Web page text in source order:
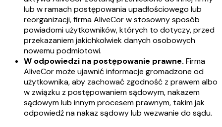
lub w ramach postępowania upadłościowego lub
reorganizacji, firma AliveCor w stosowny sposób
powiadomi użytkowników, których to dotyczy, przed
przekazaniem jakichkolwiek danych osobowych
nowemu podmiotowi.
W odpowiedzi na postępowanie prawne. Firma
AliveCor może ujawnić informacje gromadzone od
użytkownika, aby zachować zgodność z prawem albo
w związku z postępowaniem sądowym, nakazem
sądowym lub innym procesem prawnym, takim jak
odpowiedź na nakaz sądowy lub wezwanie do sądu.